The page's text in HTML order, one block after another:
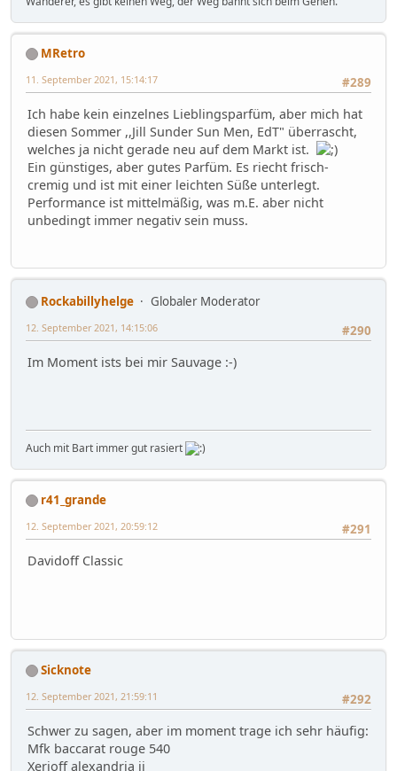
MRetro
#289
11. September 2021, 15:14:17
Ich habe kein einzelnes Lieblingsparfüm, aber mich hat
diesen Sommer ,,Jill Sunder Sun Men, EdT" überrascht,
welches ja nicht gerade neu auf dem Markt ist.
Ein günstiges, aber gutes Parfüm. Es riecht frisch-
cremig und ist mit einer leichten Süße unterlegt.
Performance ist mittelmäßig, was m.E. aber nicht
unbedingt immer negativ sein muss.
Rockabillyhelge
Globaler Moderator
#290
12. September 2021, 14:15:06
Im Moment ists bei mir Sauvage :-)
Auch mit Bart immer gut rasiert
r41_grande
#291
12. September 2021, 20:59:12
Davidoff Classic
Sicknote
#292
12. September 2021, 21:59:11
Schwer zu sagen, aber im moment trage ich sehr häufig:
Mfk baccarat rouge 540
Xerjoff alexandria ii